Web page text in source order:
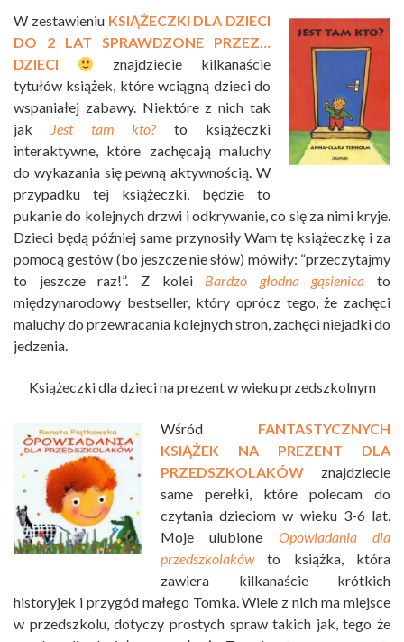
W zestawieniu KSIĄŻECZKI DLA DZIECI
DO 2 LAT SPRAWDZONE PRZEZ…
DZIECI
znajdziecie kilkanaście
tytułów książek, które wciągną dzieci do
wspaniałej zabawy. Niektóre z nich tak
jak
Jest tam kto?to książeczki
interaktywne, które zachęcają maluchy
do wykazania się pewną aktywnością. W
przypadku tej książeczki, będzie to
pukanie do kolejnych drzwi i odkrywanie, co się za nimi kryje.
Dzieci będą później same przynosiły Wam tę książeczkę i za
pomocą gestów (bo jeszcze nie słów) mówiły: “przeczytajmy
to jeszcze raz!”. Z kolei Bardzo głodna gąsienica to
międzynarodowy bestseller, który oprócz tego, że zachęci
maluchy do przewracania kolejnych stron, zachęci niejadki do
jedzenia.
Książeczki dla dzieci na prezent w wieku przedszkolnym
Wśród FANTASTYCZNYCH
KSIĄŻEK NA PREZENT DLA
PRZEDSZKOLAKÓW znajdziecie
same perełki, które polecam do
czytania dzieciom w wieku 3-6 lat.
Moje ulubione Opowiadania dla
przedszkolakówto książka, która
zawiera kilkanaście krótkich
historyjek i przygód małego Tomka. Wiele z nich ma miejsce
w przedszkolu, dotyczy prostych spraw takich jak, tego że